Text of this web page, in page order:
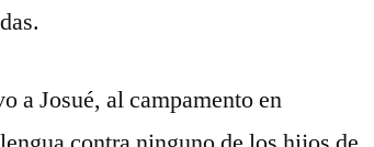
a Josué, al campamento en